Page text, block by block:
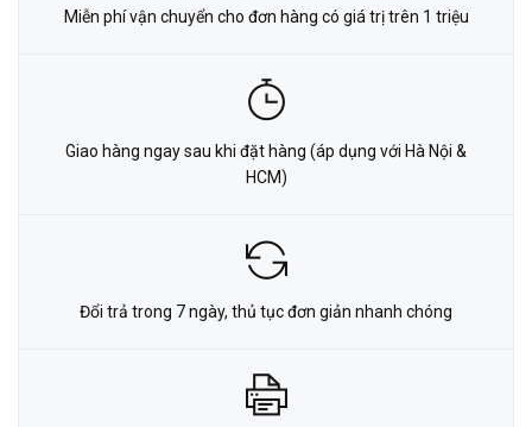
Miễn phí vận chuyển cho đơn hàng có giá trị trên 1 triệu
Giao hàng ngay sau khi đặt hàng (áp dụng với Hà Nội &
HCM)
Đổi trả trong 7 ngày, thủ tục đơn giản nhanh chóng